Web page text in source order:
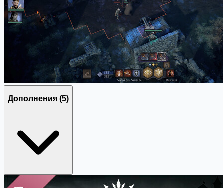
Дополнения (5)